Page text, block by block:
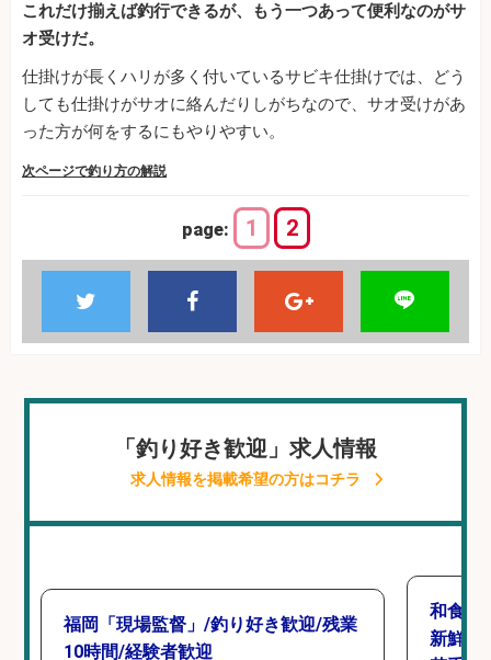
これだけ揃えば釣行できるが、もう一つあって便利なのがサ
オ受けだ。
仕掛けが長くハリが多く付いているサビキ仕掛けでは、どう
しても仕掛けがサオに絡んだりしがちなので、サオ受けがあ
った方が何をするにもやりやすい。
次ページで釣り方の解説
page: 1 2
「釣り好き歓迎」求人情報
求人情報を掲載希望の方はコチラ
福岡「現場監督」/釣り好き歓迎/残業
10時間/経験者歓迎
和食,
新鮮な